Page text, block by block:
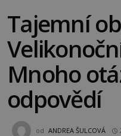
Tajemní
Mnoho
odpovědí
od ANDREA ŠULCOVÁ